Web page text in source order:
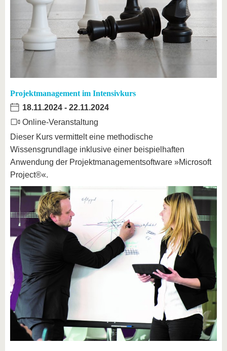
Projektmanagement im Intensivkurs
18.11.2024 - 22.11.2024
Online-Veranstaltung
Dieser Kurs vermittelt eine methodische
Wissensgrundlage inklusive einer beispielhaften
Anwendung der Projektmanagementsoftware »Microsoft
Project®«.